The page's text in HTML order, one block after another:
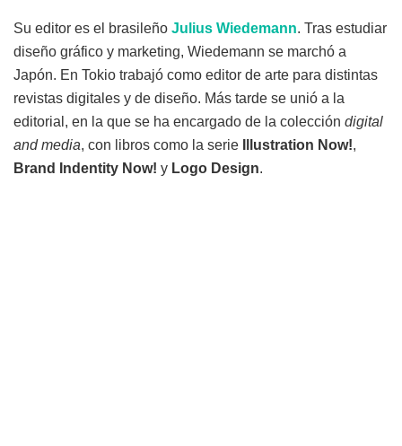
Su editor es el brasileño Julius Wiedemann. Tras estudiar
diseño gráfico y marketing, Wiedemann se marchó a
Japón. En Tokio trabajó como editor de arte para distintas
revistas digitales y de diseño. Más tarde se unió a la
editorial, en la que se ha encargado de la colección digital
and media, con libros como la serie Illustration Now!,
Brand Indentity Now! y Logo Design.